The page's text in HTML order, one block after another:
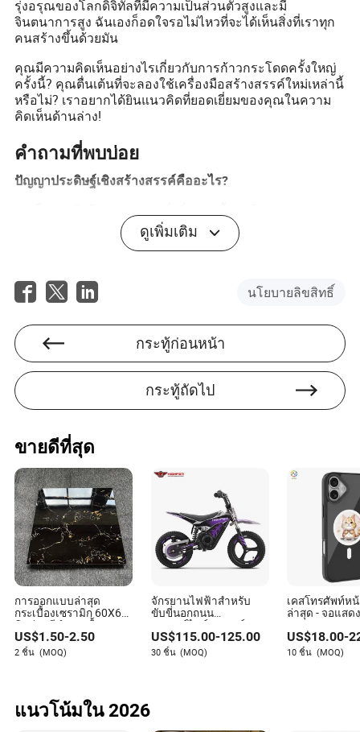
รุ่งอรุณของโลกดิจิทัลที่มีความเป็นส่วนตัวสูงและมี
จินตนาการสูง ฉันเองก็อดใจรอไม่ไหวที่จะได้เห็นสิ่งที่เราทุก
คนสร้างขึ้นด้วยมัน
คุณมีความคิดเห็นอย่างไรเกี่ยวกับการก้าวกระโดดครั้งใหญ่
ครั้งนี้? คุณตื่นเต้นที่จะลองใช้เครื่องมือสร้างสรรค์ใหม่เหล่านี้
หรือไม่? เราอยากได้ยินแนวคิดที่ยอดเยี่ยมของคุณในความ
คิดเห็นด้านล่าง!
คำถามที่พบบ่อย
ปัญญาประดิษฐ์เชิงสร้างสรรค์คืออะไร?
มันเป็นเทคโนโลยีประเภทหนึ่งที่สร้างเนื้อหาใหม่ เช่น
ข้อความ รูปภาพ หรือเสียงจากศูนย์ คิดว่ามันเป็นผู้ช่วยดิจิทัล
ที่เป็นมิตรที่สามารถวาด เขียน และระดมความคิดกับคุณได้
ทำไม Jay Graber ถึงก้าวลงจากตำแหน่ง CEO ของ Bluesky?
สร้างเทคโนโลยีใหม่ทั้งหมด สิ่งนี้ทำให้เธอสามารถเป็นผู้นำ
ในการพัฒนาแอปพลิเคชันใหม่ที่เน้น AI โดยไม่ถูกรบกวนจาก
การจัดการบริษัทในแต่ละวัน
Bluesky AI เปลี่ยนแอปอย่างไร?
ให้คุณสร้างเนื้อหาที่ไม่ซ้ำใครได้อย่างง่ายดาย มันช่วยให้คุณ
แสดงความคิดของคุณได้ชัดเจนและเป็นภาพมากขึ้น ทำให้
คุณกลายเป็นผู้สร้างที่มีบทบาทมากขึ้น
สิ่งนี้จะทำให้โซเชียลมีเดียสับสนมากขึ้นหรือไม่?
จริงๆ แล้ว เป้าหมายคือสิ่งที่ตรงกันข้าม เครื่องมือเหล่านี้ได้รับ
การออกแบบมาให้ใช้งานง่ายอย่างเหลือเชื่อ พวกมันทำหน้าที่
เป็นไกด์ที่มองไม่เห็นที่เป็นประโยชน์เพื่อให้การโพสต์และการ
เชื่อมต่อง่ายกว่าที่เคย
แพลตฟอร์มอื่นๆ กำลังทำเช่นนี้ด้วยหรือไม่?
ใช่ การแข่งขันเริ่มขึ้นแล้ว แพลตฟอร์มหลักๆ ต่างสำรวจการ
ผสานรวมที่ชาญฉลาด อย่างไรก็ตาม Bluesky กำลังทำให้มัน
ฉันจำเป็นต้องมีความรู้ด้านเทคโนโลยีเพื่อใช้เครื่องมือใหม่
ดูเพิ่มเติม
นโยบายลิขสิทธิ์
กระทู้ก่อนหน้า
กระทู้ถัดไป
ขายดีที่สุด
การออกแบบล่าสุด
กระเบื้องเซรามิก 60X60
หินอ่อนสีดำเงา พื้น
กระเบื้องสีดำและทอง
US$1.50-2.50
2 ชิ้น (MOQ)
จักรยานไฟฟ้าสำหรับ
ขับขี่นอกถนน
มอเตอร์ไซค์มอเตอร์ค
รอส มอเตอร์ไซค์ไฟฟ้า
สำหรับเด็ก
US$115.00-125.00
30 ชิ้น (MOQ)
เคสโทรศัพท์ห
ล่าสุด - จอแสด
วงกลมความล
รองรับ NFC, แ
สำหรับ iPhone
PRO Max
US$18.00-
10 ชิ้น (MOQ)
แนวโน้มใน 2026